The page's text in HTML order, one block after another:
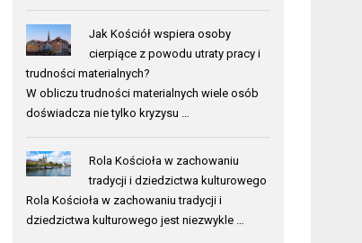
Jak Kościół wspiera osoby
cierpiące z powodu utraty pracy i
trudności materialnych?
W obliczu trudności materialnych wiele osób
doświadcza nie tylko kryzysu …
Rola Kościoła w zachowaniu
tradycji i dziedzictwa kulturowego
Rola Kościoła w zachowaniu tradycji i
dziedzictwa kulturowego jest niezwykle …